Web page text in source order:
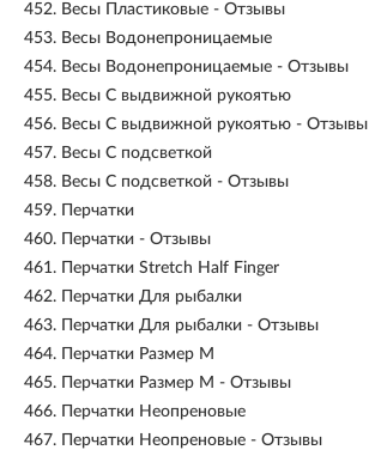
452. Весы Пластиковые - Отзывы
453. Весы Водонепроницаемые
454. Весы Водонепроницаемые - Отзывы
455. Весы С выдвижной рукоятью
456. Весы С выдвижной рукоятью - Отзывы
457. Весы С подсветкой
458. Весы С подсветкой - Отзывы
459.
Перчатки
460.
Перчатки - Отзывы
461.
Перчатки Stretch Half Finger
462.
Перчатки Для рыбалки
463.
Перчатки Для рыбалки - Отзывы
464.
Перчатки Размер M
465.
Перчатки Размер M - Отзывы
466.
Перчатки Неопреновые
467.
Перчатки Неопреновые - Отзывы